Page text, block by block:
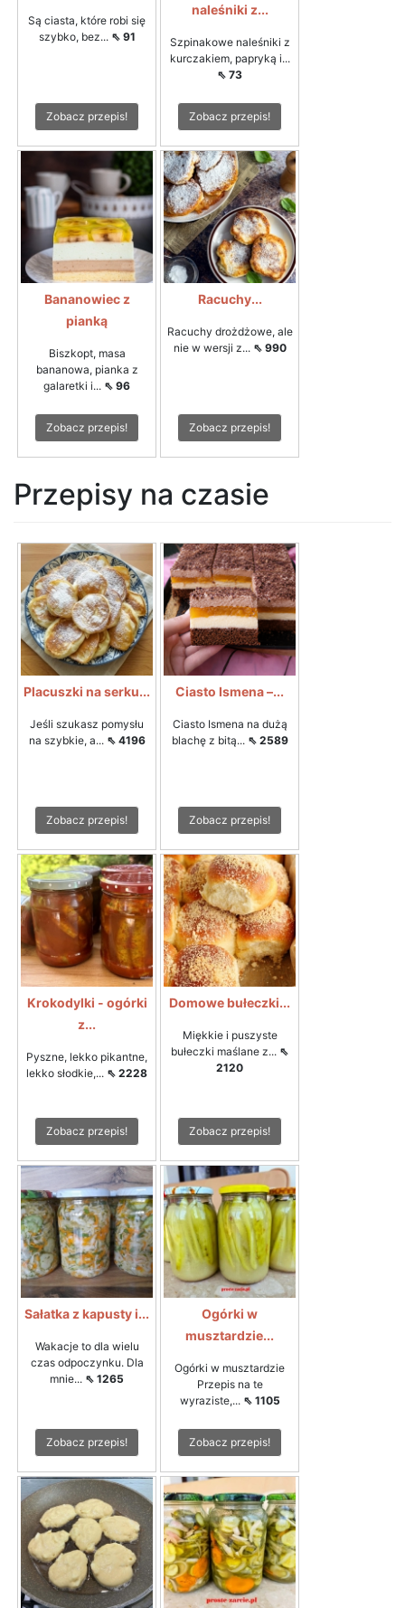
Są ciasta, które robi się
szybko, bez... ⇖ 91
Zobacz przepis!
naleśniki z...
Szpinakowe naleśniki z
kurczakiem, papryką i...
⇖ 73
Zobacz przepis!
Bananowiec z
pianką
Biszkopt, masa
bananowa, pianka z
galaretki i... ⇖ 96
Zobacz przepis!
Racuchy...
Racuchy drożdżowe, ale
nie w wersji z... ⇖ 990
Zobacz przepis!
Przepisy na czasie
Placuszki na serku...
Jeśli szukasz pomysłu
na szybkie, a... ⇖ 4196
Zobacz przepis!
Ciasto Ismena –...
Ciasto Ismena na dużą
blachę z bitą... ⇖ 2589
Zobacz przepis!
Krokodylki - ogórki
z...
Pyszne, lekko pikantne,
lekko słodkie,... ⇖ 2228
Zobacz przepis!
Domowe bułeczki...
Miękkie i puszyste
bułeczki maślane z... ⇖
2120
Zobacz przepis!
Sałatka z kapusty i...
Wakacje to dla wielu
czas odpoczynku. Dla
mnie... ⇖ 1265
Zobacz przepis!
Ogórki w
musztardzie...
Ogórki w musztardzie
Przepis na te
wyraziste,... ⇖ 1105
Zobacz przepis!